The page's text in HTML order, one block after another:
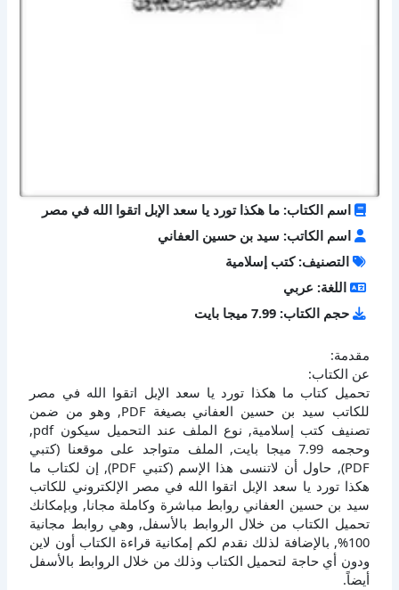
اسم الكتاب: ما هكذا تورد يا سعد الإبل اتقوا الله في مصر
اسم الكاتب: سيد بن حسين العفاني
التصنيف: كتب إسلامية
اللغة: عربي
حجم الكتاب: 7.99 ميجا بايت
مقدمة:
عن الكتاب:
تحميل كتاب ما هكذا تورد يا سعد الإبل اتقوا الله في مصر
للكاتب سيد بن حسين العفاني بصيغة PDF, وهو من ضمن
تصنيف كتب إسلامية, نوع الملف عند التحميل سيكون pdf,
وحجمه 7.99 ميجا بايت, الملف متواجد على موقعنا (كتبي
PDF), حاول أن لاتنسى هذا الإسم (كتبي PDF), إن لكتاب ما
هكذا تورد يا سعد الإبل اتقوا الله في مصر الإلكتروني للكاتب
سيد بن حسين العفاني روابط مباشرة وكاملة مجانا, وبإمكانك
تحميل الكتاب من خلال الروابط بالأسفل, وهي روابط مجانية
100%, بالإضافة لذلك نقدم لكم إمكانية قراءة الكتاب أون لاين
ودون أي حاجة لتحميل الكتاب وذلك من خلال الروابط بالأسفل
أيضاً.